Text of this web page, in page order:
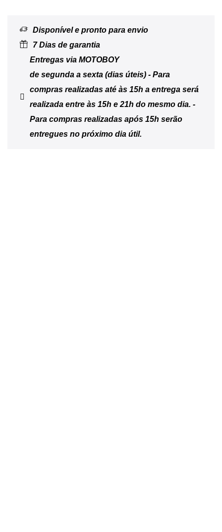
Disponível e pronto para envio
7 Dias de garantia
Entregas via MOTOBOY
de segunda a sexta (dias úteis) - Para
compras realizadas até às 15h a entrega será
realizada entre às 15h e 21h do mesmo dia. -
Para compras realizadas após 15h serão
entregues no próximo dia útil.